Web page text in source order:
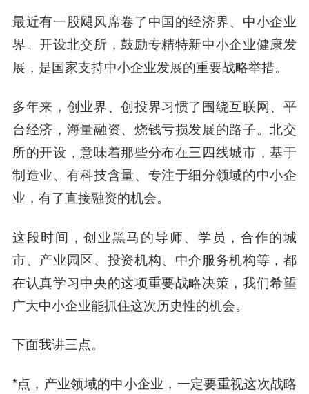
最近有一股飓风席卷了中国的经济界、中小企业
界。开设北交所，鼓励专精特新中小企业健康发
展，是国家支持中小企业发展的重要战略举措。
多年来，创业界、创投界习惯了围绕互联网、平
台经济，海量融资、烧钱亏损发展的路子。北交
所的开设，意味着那些分布在三四线城市，基于
制造业、有科技含量、专注于细分领域的中小企
业，有了直接融资的机会。
这段时间，创业黑马的导师、学员，合作的城
市、产业园区、投资机构、中介服务机构等，都
在认真学习中央的这项重要战略决策，我们希望
广大中小企业能抓住这次历史性的机会。
下面我讲三点。
*点，产业领域的中小企业，一定要重视这次战略